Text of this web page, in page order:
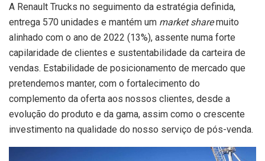
A Renault Trucks no seguimento da estratégia definida,
entrega 570 unidades e mantém um market sharemuito
alinhado com o ano de 2022 (13%), assente numa forte
capilaridade de clientes e sustentabilidade da carteira de
vendas. Estabilidade de posicionamento de mercado que
pretendemos manter, com o fortalecimento do
complemento da oferta aos nossos clientes, desde a
evolução do produto e da gama, assim como o crescente
investimento na qualidade do nosso serviço de pós-venda.